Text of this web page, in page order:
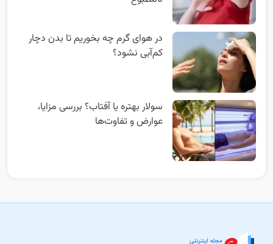
در هوای گرم چه بخوریم تا بدن دچار
کم‌آبی نشود؟
سولار بهتره یا آفتاب؟ بررسی مزایا،
عوارض و تفاوت‌ها